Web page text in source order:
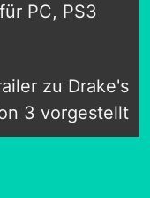
PC, PS3
zu Drake's
3 vorgestellt